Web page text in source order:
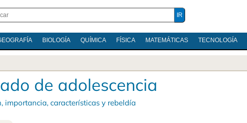
BIOLOGÍA QUÍMICA FÍSICA MATEMÁTICAS TECNOLOGÍA
de adolescencia
importancia, características y rebeldía